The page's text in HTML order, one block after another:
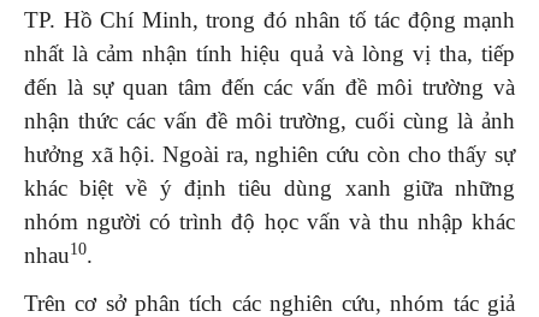
TP. Hồ Chí Minh, trong đó nhân tố tác động mạnh
nhất là cảm nhận tính hiệu quả và lòng vị tha, tiếp
đến là sự quan tâm đến các vấn đề môi trường và
nhận thức các vấn đề môi trường, cuối cùng là ảnh
hưởng xã hội. Ngoài ra, nghiên cứu còn cho thấy sự
khác biệt về ý định tiêu dùng xanh giữa những
nhóm người có trình độ học vấn và thu nhập khác
nhau 10.
Trên cơ sở phân tích các nghiên cứu, nhóm tác giả